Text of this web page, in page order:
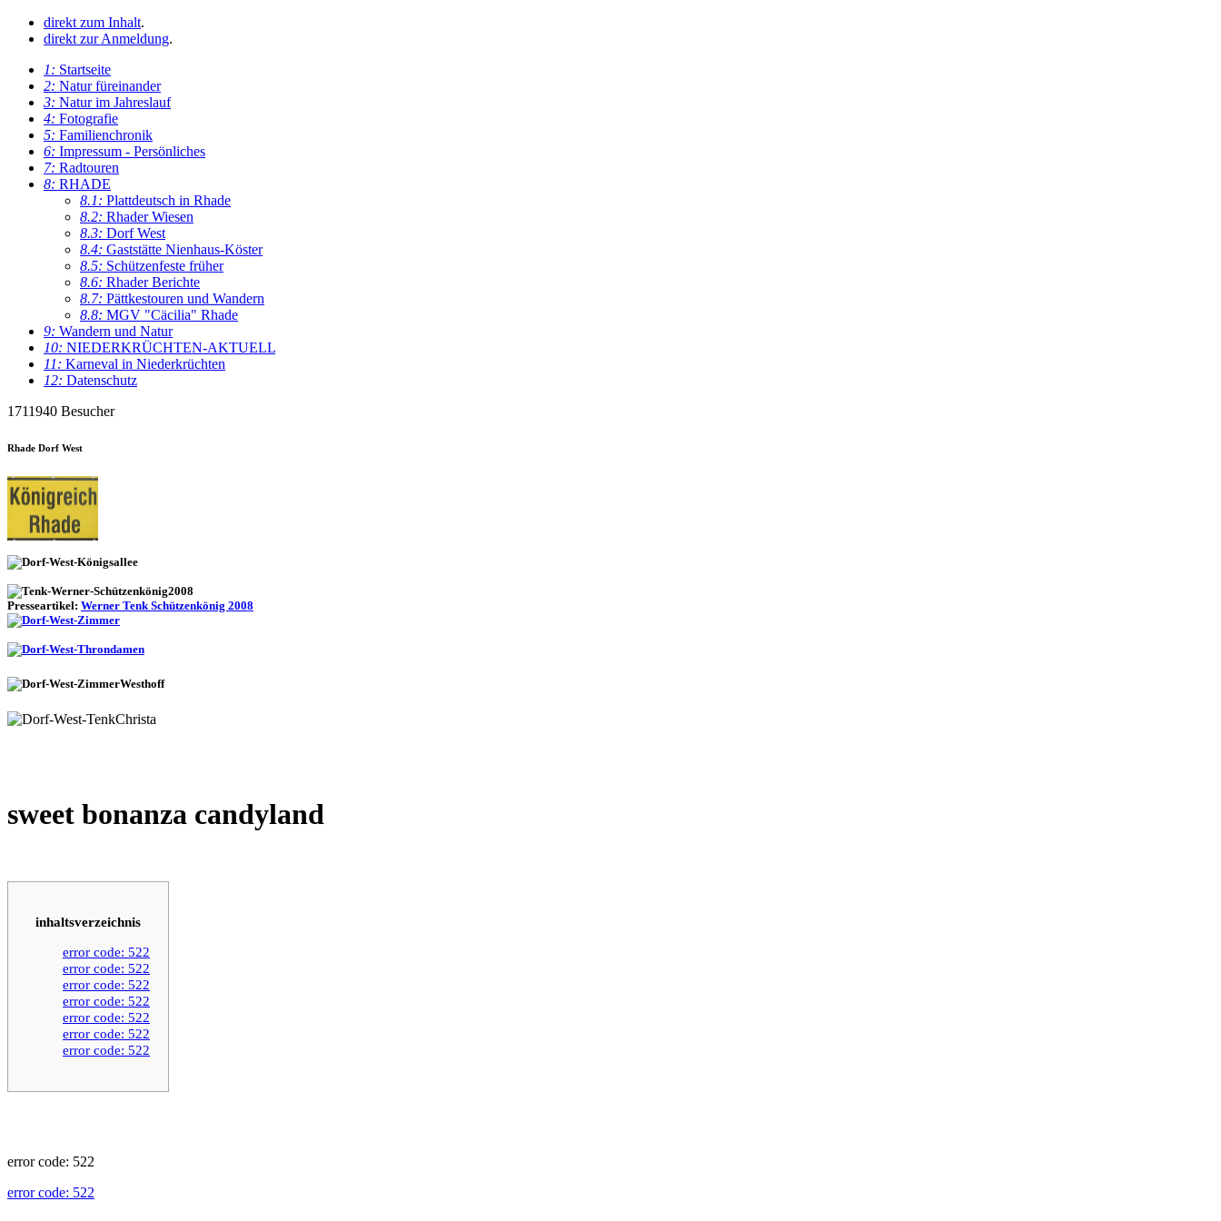
direkt zum Inhalt.
direkt zur Anmeldung.
1: Startseite
2: Natur füreinander
3: Natur im Jahreslauf
4: Fotografie
5: Familienchronik
6: Impressum - Persönliches
7: Radtouren
8: RHADE
8.1: Plattdeutsch in Rhade
8.2: Rhader Wiesen
8.3: Dorf West
8.4: Gaststätte Nienhaus-Köster
8.5: Schützenfeste früher
8.6: Rhader Berichte
8.7: Pättkestouren und Wandern
8.8: MGV "Cäcilia" Rhade
9: Wandern und Natur
10: NIEDERKRÜCHTEN-AKTUELL
11: Karneval in Niederkrüchten
12: Datenschutz
1711940 Besucher
Rhade Dorf West
Presseartikel: Werner Tenk Schützenkönig 2008
sweet bonanza candyland
inhaltsverzeichnis
error code: 522
error code: 522
error code: 522
error code: 522
error code: 522
error code: 522
error code: 522
error code: 522
error code: 522